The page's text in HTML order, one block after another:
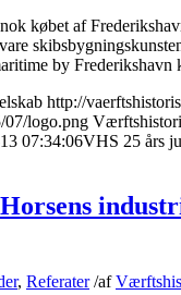
købet af
by Frederikshavn
http://
07/logo.png
07:34:06VHS 25 års
, Referater /af